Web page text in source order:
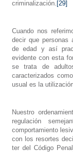
criminalización. [29]
Cuando nos
decir que personas
de edad y así
evidente con esta
se trata de
caracterizados
usual es la
Nuestro
regulación
comportamiento
con los resortes
ter del Código